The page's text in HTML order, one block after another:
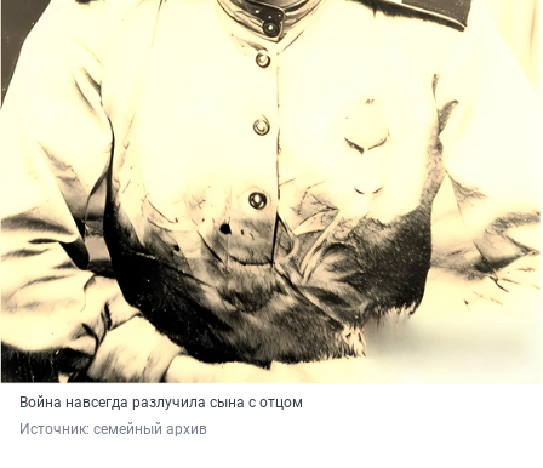
Война навсегда разлучила сына с отцом
Источник: семейный архив